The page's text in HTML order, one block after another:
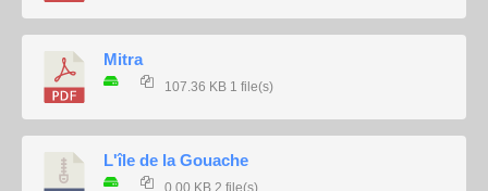
Mitra
107.36 KB 1 file(s)
L'île de la Gouache
0.00 KB 2 file(s)